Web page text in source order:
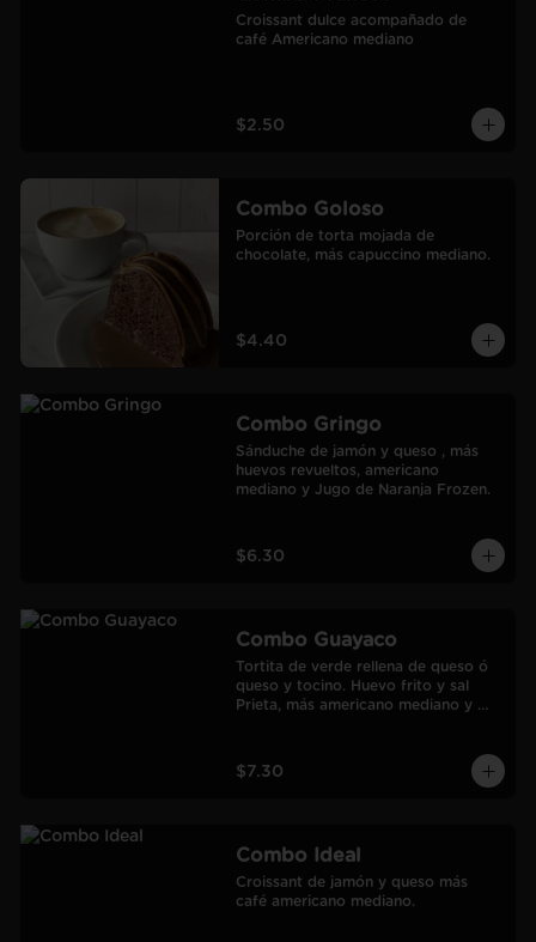
Croissant dulce acompañado de
café Americano mediano
$2.50
Combo Goloso
Porción de torta mojada de
chocolate, más capuccino mediano.
$4.40
Combo Gringo
Sánduche de jamón y queso , más
huevos revueltos, americano
mediano y Jugo de Naranja Frozen.
$6.30
Combo Guayaco
Tortita de verde rellena de queso ó
queso y tocino. Huevo frito y sal
Prieta, más americano mediano y
$7.30
Combo Ideal
Croissant de jamón y queso más
café americano mediano.